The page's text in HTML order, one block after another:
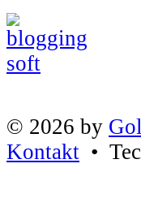
© 2026 by
Kontakt •